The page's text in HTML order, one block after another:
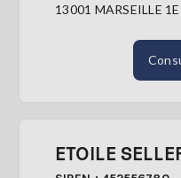
13001 MARSEILLE
ETOILE